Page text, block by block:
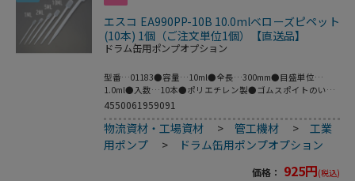
エスコ EA990PP-10B 10.0mlベローズピペット
(10本) 1個（ご注文単位1個）【直送品】
ドラム缶用ポンプオプション
型番…01183●容量…10ml●全長…300mm●目盛単位…
1.0ml●入数…10本●ポリエチレン製●ゴムスポイトのいら
ないピペットです。●梱包サイズ:177×337×43●梱包重量
4550061959091
物流資材・工場資材 >管工機材 > 工業
用ポンプ
> ドラム缶用ポンプオプション
価格： 925円(税込)